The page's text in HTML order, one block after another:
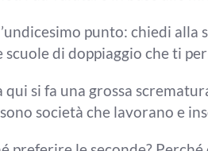
undicesimo punto:chiedi alla
scuole didoppiaggio che ti
qui si fa una grossa
società che lavorano e